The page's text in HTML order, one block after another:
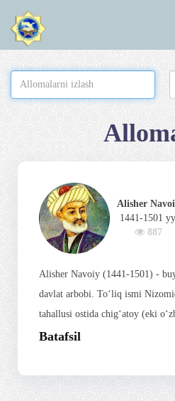
Alisher
1441-1501 yy.
887
Alisher Navoiy (1441-1501) -
davlat arbobi. To‘liq ismi
tahallusi ostida chig‘atoy (eki
Batafsil